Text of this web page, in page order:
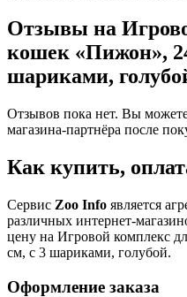
Отзывы на
кошек «Пижон»,
шариками,
Отзывов пока нет. Вы
магазина-партнёра после
Как купить,
Сервис Zoo Info является
различных интернет-
цену на Игровой комплекс
см, с 3 шариками, голубой.
Оформление заказа